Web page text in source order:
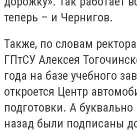
теперь – и Чернигов.
Также, по словам
ГПтСУ Алексея
года на базе учебного
откроется Центр
подготовки. А буквально
назад были подписаны